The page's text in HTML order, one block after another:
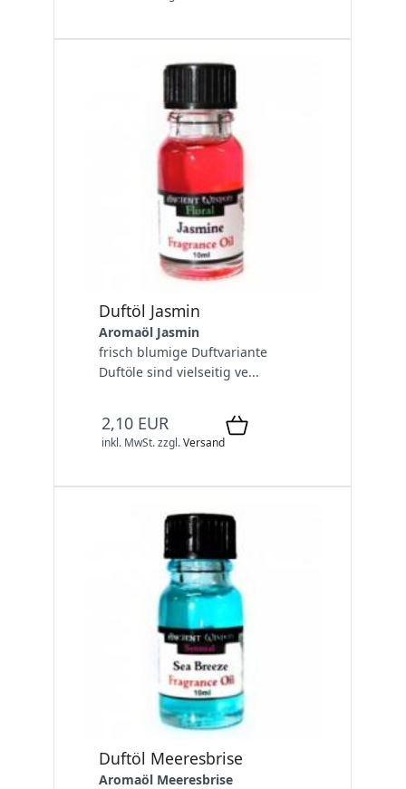
Duftöl Jasmin
Aromaöl Jasmin
frisch blumige Duftvariante
Duftöle sind vielseitig ve...
2,10 EUR
inkl. MwSt.zzgl.Versand
Duftöl Meeresbrise
Aromaöl Meeresbrise